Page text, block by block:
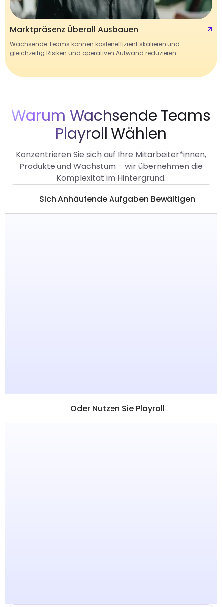
Marktpräsenz Überall Ausbauen
Wachsende Teams können kosteneffizient skalieren und
gleichzeitig Risiken und operativen Aufwand reduzieren.
Warum Wachsende Teams
Playroll Wählen
Konzentrieren Sie sich auf Ihre Mitarbeiter*innen,
Produkte und Wachstum – wir übernehmen die
Komplexität im Hintergrund.
Sich Anhäufende Aufgaben Bewältigen
Oder Nutzen Sie Playroll